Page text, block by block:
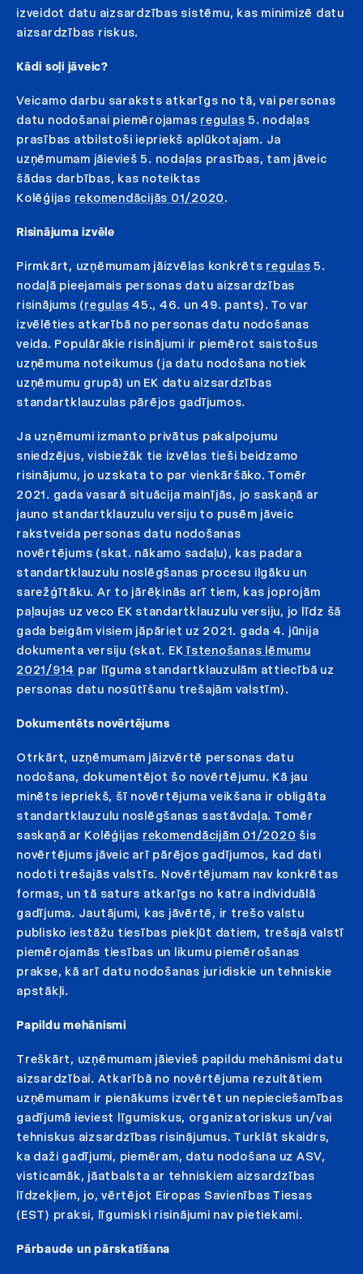
izveidot datu aizsardzības sistēmu, kas minimizē datu
aizsardzības riskus.
Kādi soļi jāveic?
Veicamo darbu saraksts atkarīgs no tā, vai personas
datu nodošanai piemērojamas regulas 5. nodaļas
prasības atbilstoši iepriekš aplūkotajam. Ja
uzņēmumam jāievieš 5. nodaļas prasības, tam jāveic
šādas darbības, kas noteiktas
Kolēģijas rekomendācijās 01/2020.
Risinājuma izvēle
Pirmkārt, uzņēmumam jāizvēlas konkrēts regulas 5.
nodaļā pieejamais personas datu aizsardzības
risinājums (regulas 45., 46. un 49. pants). To var
izvēlēties atkarībā no personas datu nodošanas
veida. Populārākie risinājumi ir piemērot saistošus
uzņēmuma noteikumus (ja datu nodošana notiek
uzņēmumu grupā) un EK datu aizsardzības
standartklauzulas pārējos gadījumos.
Ja uzņēmumi izmanto privātus pakalpojumu
sniedzējus, visbiežāk tie izvēlas tieši beidzamo
risinājumu, jo uzskata to par vienkāršāko. Tomēr
2021. gada vasarā situācija mainījās, jo saskaņā ar
jauno standartklauzulu versiju to pusēm jāveic
rakstveida personas datu nodošanas
novērtējums (skat. nākamo sadaļu), kas padara
standartklauzulu noslēgšanas procesu ilgāku un
sarežģītāku. Ar to jārēķinās arī tiem, kas joprojām
paļaujas uz veco EK standartklauzulu versiju, jo līdz šā
gada beigām visiem jāpāriet uz 2021. gada 4. jūnija
dokumenta versiju (skat. EK īstenošanas lēmumu
2021/914 par līguma standartklauzulām attiecībā uz
personas datu nosūtīšanu trešajām valstīm).
Dokumentēts novērtējums
Otrkārt, uzņēmumam jāizvērtē personas datu
nodošana, dokumentējot šo novērtējumu. Kā jau
minēts iepriekš, šī novērtējuma veikšana ir obligāta
standartklauzulu noslēgšanas sastāvdaļa. Tomēr
saskaņā ar Kolēģijas rekomendācijām 01/2020 šis
novērtējums jāveic arī pārējos gadījumos, kad dati
nodoti trešajās valstīs. Novērtējumam nav konkrētas
formas, un tā saturs atkarīgs no katra individuālā
gadījuma. Jautājumi, kas jāvērtē, ir trešo valstu
publisko iestāžu tiesības piekļūt datiem, trešajā valstī
piemērojamās tiesības un likumu piemērošanas
prakse, kā arī datu nodošanas juridiskie un tehniskie
apstākļi.
Papildu mehānismi
Treškārt, uzņēmumam jāievieš papildu mehānismi datu
aizsardzībai. Atkarībā no novērtējuma rezultātiem
uzņēmumam ir pienākums izvērtēt un nepieciešamības
gadījumā ieviest līgumiskus, organizatoriskus un/vai
tehniskus aizsardzības risinājumus. Turklāt skaidrs,
ka daži gadījumi, piemēram, datu nodošana uz ASV,
visticamāk, jāatbalsta ar tehniskiem aizsardzības
līdzekļiem, jo, vērtējot Eiropas Savienības Tiesas
(EST) praksi, līgumiski risinājumi nav pietiekami.
Pārbaude un pārskatīšana